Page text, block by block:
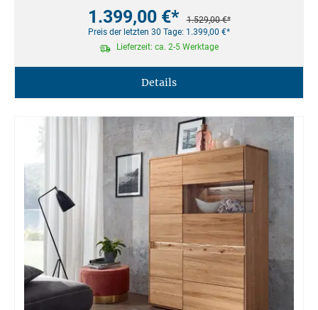
1.399,00 €*
1.529,00 €*
Preis der letzten 30 Tage: 1.399,00 €*
Lieferzeit: ca. 2-5 Werktage
Details